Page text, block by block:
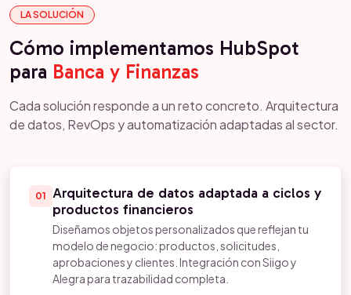
LA SOLUCIÓN
Cómo implementamos HubSpot
para Banca y Finanzas
Cada solución responde a un reto concreto. Arquitectura
de datos, RevOps y automatización adaptadas al sector.
01 Arquitectura de datos adaptada a ciclos y
productos financieros
Diseñamos objetos personalizados que reflejan tu
modelo de negocio: productos, solicitudes,
aprobaciones y clientes. Integración con Siigo y
Alegra para trazabilidad completa.